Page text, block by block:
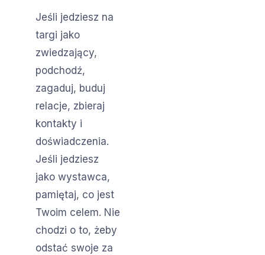
Jeśli jedziesz na
targi jako
zwiedzający,
podchodź,
zagaduj, buduj
relacje, zbieraj
kontakty i
doświadczenia.
Jeśli jedziesz
jako wystawca,
pamiętaj, co jest
Twoim celem. Nie
chodzi o to, żeby
odstać swoje za